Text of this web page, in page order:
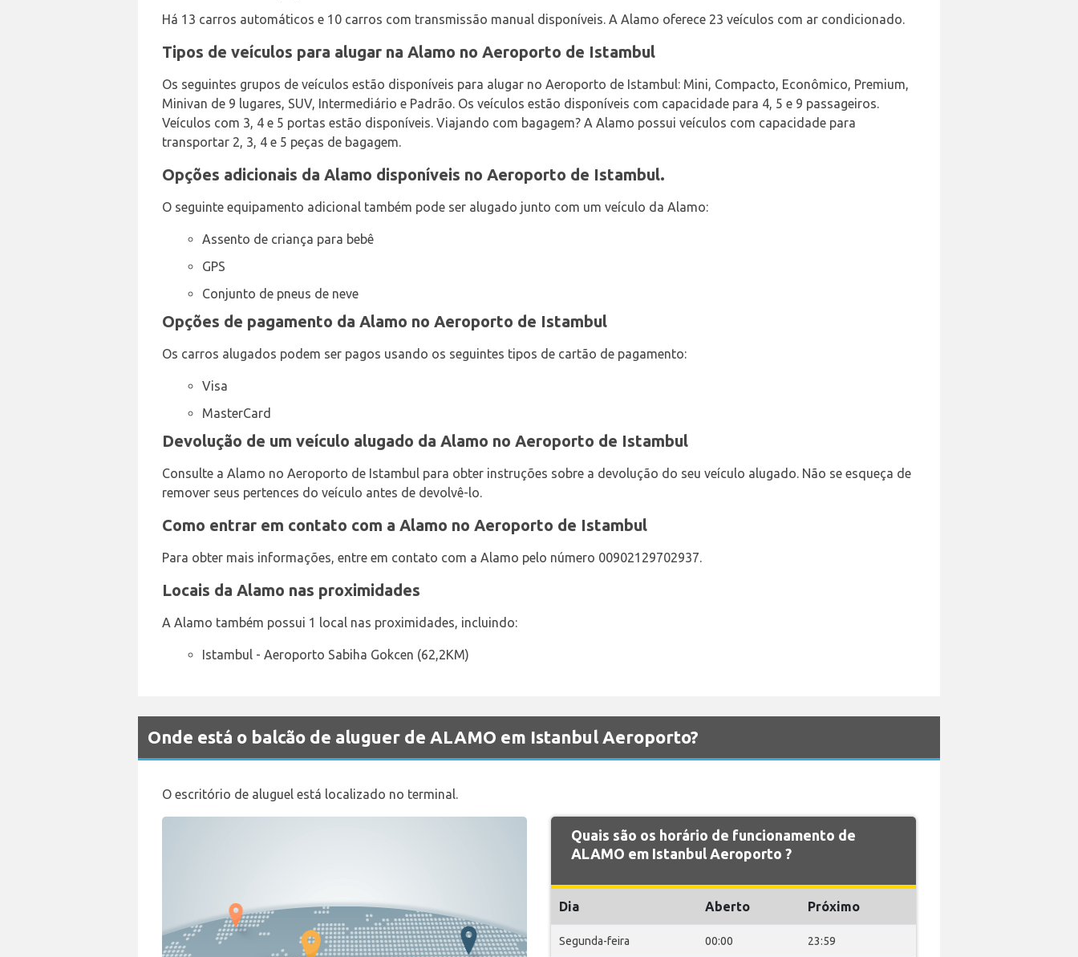
Há 13 carros automáticos e 10 carros com transmissão manual disponíveis. A Alamo oferece 23 veículos com ar condicionado.
Tipos de veículos para alugar na Alamo no Aeroporto de Istambul
Os seguintes grupos de veículos estão disponíveis para alugar no Aeroporto de Istambul: Mini, Compacto, Econômico, Premium,
Minivan de 9 lugares, SUV, Intermediário e Padrão. Os veículos estão disponíveis com capacidade para 4, 5 e 9 passageiros.
Veículos com 3, 4 e 5 portas estão disponíveis. Viajando com bagagem? A Alamo possui veículos com capacidade para
transportar 2, 3, 4 e 5 peças de bagagem.
Opções adicionais da Alamo disponíveis no Aeroporto de Istambul.
O seguinte equipamento adicional também pode ser alugado junto com um veículo da Alamo:
Assento de criança para bebê
GPS
Conjunto de pneus de neve
Opções de pagamento da Alamo no Aeroporto de Istambul
Os carros alugados podem ser pagos usando os seguintes tipos de cartão de pagamento:
Visa
MasterCard
Devolução de um veículo alugado da Alamo no Aeroporto de Istambul
Consulte a Alamo no Aeroporto de Istambul para obter instruções sobre a devolução do seu veículo alugado. Não se esqueça de
remover seus pertences do veículo antes de devolvê-lo.
Como entrar em contato com a Alamo no Aeroporto de Istambul
Para obter mais informações, entre em contato com a Alamo pelo número 00902129702937.
Locais da Alamo nas proximidades
A Alamo também possui 1 local nas proximidades, incluindo:
Istambul - Aeroporto Sabiha Gokcen (62,2KM)
Onde está o balcão de aluguer de ALAMO em Istanbul Aeroporto?
O escritório de aluguel está localizado no terminal.
Quais são os horário de funcionamento de
ALAMO em Istanbul Aeroporto ?
Dia Aberto Próximo
Segunda-feira 00:00 23:59